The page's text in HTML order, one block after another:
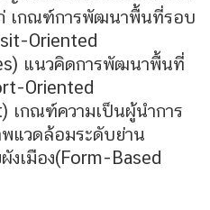
เกณฑ์การพัฒนาพื้นที่รอบ
Oriented
แนวคิดการพัฒนาพื้นที่
Oriented
เกณฑ์ความเป็นผู้นำการ
แวดล้อมระดับย่าน
งเมือง(Form-Based